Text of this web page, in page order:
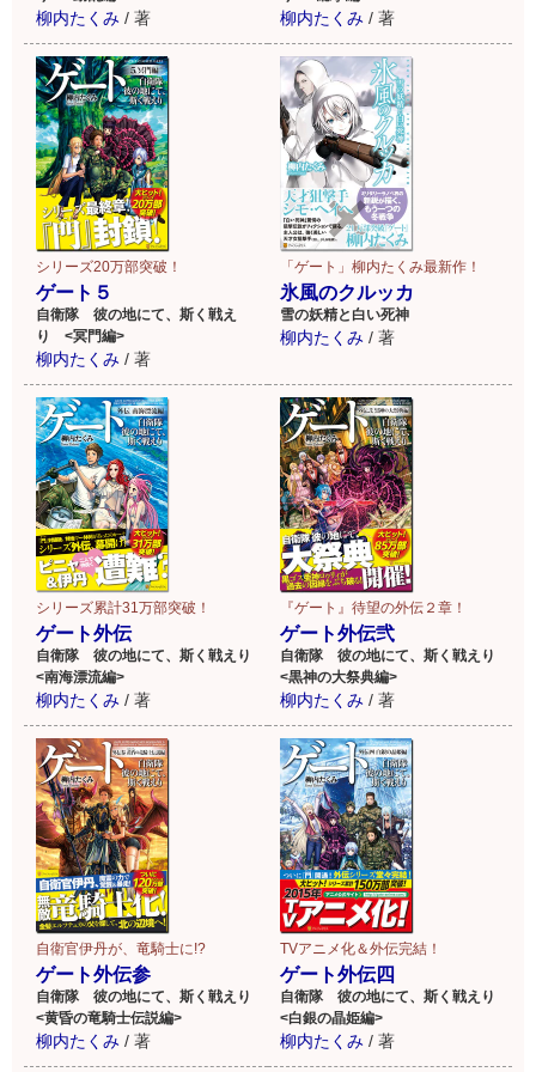
柳内たくみ / 著 柳内たくみ / 著
シリーズ20万部突破！
ゲート５
自衛隊 彼の地にて、斯く戦え
り <冥門編>
柳内たくみ / 著
「ゲート」柳内たくみ最新作！
氷風のクルッカ
雪の妖精と白い死神
柳内たくみ / 著
シリーズ累計31万部突破！
ゲート外伝
自衛隊 彼の地にて、斯く戦えり
<南海漂流編>
柳内たくみ / 著
『ゲート』待望の外伝２章！
ゲート外伝弐
自衛隊 彼の地にて、斯く戦えり
<黒神の大祭典編>
柳内たくみ / 著
自衛官伊丹が、竜騎士に!?
ゲート外伝参
自衛隊 彼の地にて、斯く戦えり
<黄昏の竜騎士伝説編>
柳内たくみ / 著
TVアニメ化＆外伝完結！
ゲート外伝四
自衛隊 彼の地にて、斯く戦えり
<白銀の晶姫編>
柳内たくみ / 著